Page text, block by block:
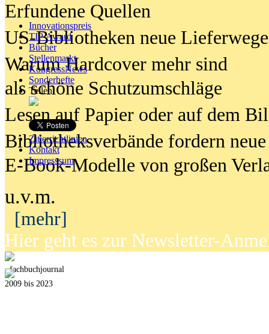
Innovationspreis
TIP Award
Bücher
Stellenmarkt
KongressNews
Sonderhefte
Teilen
Zitierrichtlinien
Kontakt
Impresssum
Erfundene Quellen
US-Bibliotheken neue Lieferwege
Warum Hardcover mehr sind
als schöne Schutzumschläge
Lesen auf Papier oder auf dem
Bibliotheksverbände fordern neue
E-Book-Modelle von großen
u.v.m.
[mehr]
Hier geht es zur Newsletter-
fachbuchjournal
2009 bis 2023